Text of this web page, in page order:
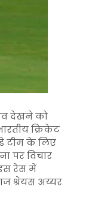
देखने को
क्रिकेट
टीम के लिए
पर विचार
रेस में
श्रेयस अय्यर